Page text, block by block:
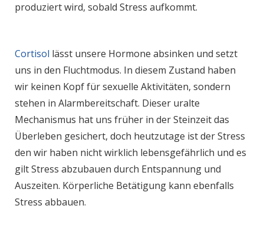
produziert wird, sobald Stress aufkommt.
Cortisol lässt unsere Hormone absinken und setzt
uns in den Fluchtmodus. In diesem Zustand haben
wir keinen Kopf für sexuelle Aktivitäten, sondern
stehen in Alarmbereitschaft. Dieser uralte
Mechanismus hat uns früher in der Steinzeit das
Überleben gesichert, doch heutzutage ist der Stress
den wir haben nicht wirklich lebensgefährlich und es
gilt Stress abzubauen durch Entspannung und
Auszeiten. Körperliche Betätigung kann ebenfalls
Stress abbauen.